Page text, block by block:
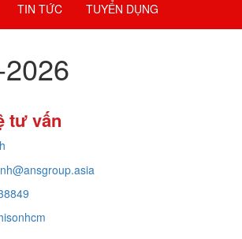
TIN TỨC TUYỂN DỤNG
tư vấn